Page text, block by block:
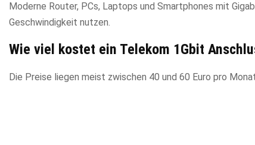
Moderne Router, PCs, Laptops und Smartphones mit
Geschwindigkeit nutzen.
Wie viel kostet ein Telekom 1Gbit
Die Preise liegen meist zwischen 40 und 60 Euro pro